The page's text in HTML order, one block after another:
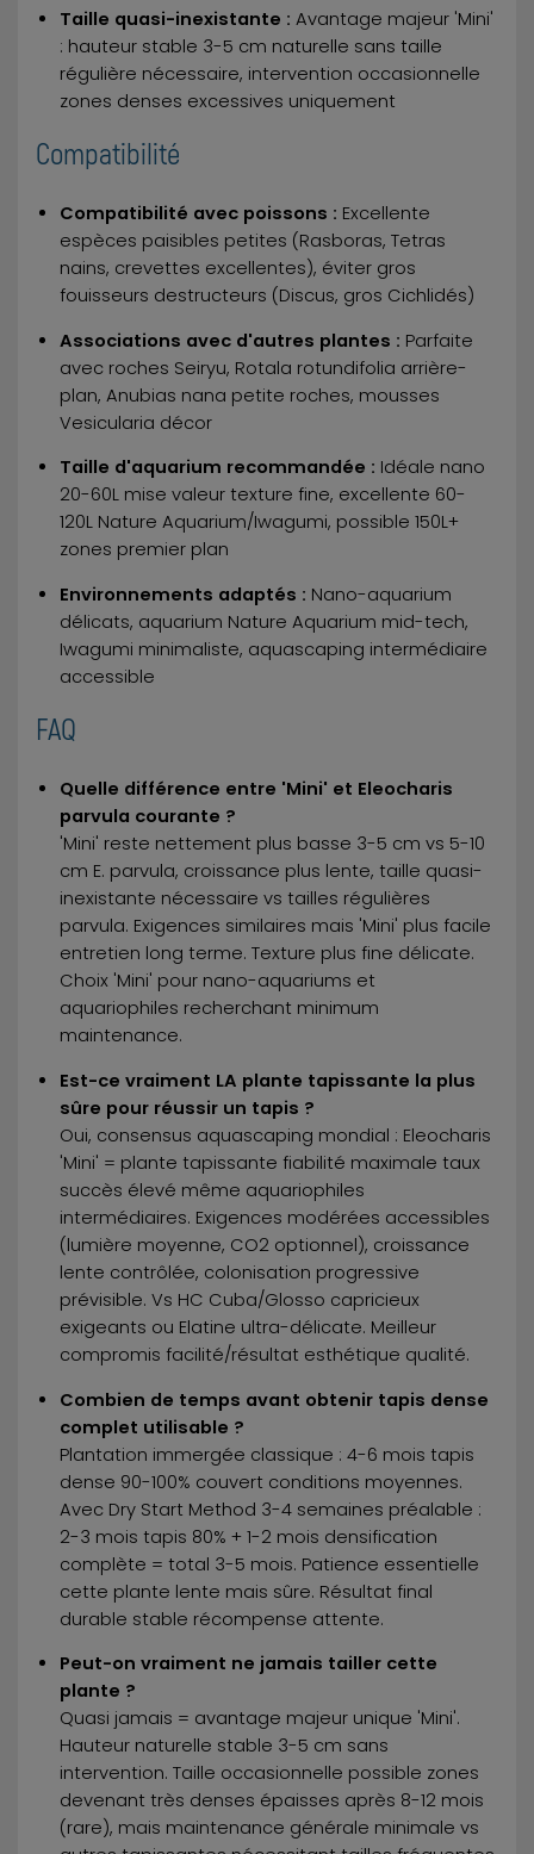
Taille quasi-inexistante : Avantage majeur 'Mini'
: hauteur stable 3-5 cm naturelle sans taille
régulière nécessaire, intervention occasionnelle
zones denses excessives uniquement
Compatibilité
Compatibilité avec poissons : Excellente
espèces paisibles petites (Rasboras, Tetras
nains, crevettes excellentes), éviter gros
fouisseurs destructeurs (Discus, gros Cichlidés)
Associations avec d'autres plantes : Parfaite
avec roches Seiryu, Rotala rotundifolia arrière-
plan, Anubias nana petite roches, mousses
Vesicularia décor
Taille d'aquarium recommandée : Idéale nano
20-60L mise valeur texture fine, excellente 60-
120L Nature Aquarium/Iwagumi, possible 150L+
zones premier plan
Environnements adaptés : Nano-aquarium
délicats, aquarium Nature Aquarium mid-tech,
Iwagumi minimaliste, aquascaping intermédiaire
accessible
FAQ
Quelle différence entre 'Mini' et Eleocharis
parvula courante ?
'Mini' reste nettement plus basse 3-5 cm vs 5-10
cm E. parvula, croissance plus lente, taille quasi-
inexistante nécessaire vs tailles régulières
parvula. Exigences similaires mais 'Mini' plus facile
entretien long terme. Texture plus fine délicate.
Choix 'Mini' pour nano-aquariums et
aquariophiles recherchant minimum
maintenance.
Est-ce vraiment LA plante tapissante la plus
sûre pour réussir un tapis ?
Oui, consensus aquascaping mondial : Eleocharis
'Mini' = plante tapissante fiabilité maximale taux
succès élevé même aquariophiles
intermédiaires. Exigences modérées accessibles
(lumière moyenne, CO2 optionnel), croissance
lente contrôlée, colonisation progressive
prévisible. Vs HC Cuba/Glosso capricieux
exigeants ou Elatine ultra-délicate. Meilleur
compromis facilité/résultat esthétique qualité.
Combien de temps avant obtenir tapis dense
complet utilisable ?
Plantation immergée classique : 4-6 mois tapis
dense 90-100% couvert conditions moyennes.
Avec Dry Start Method 3-4 semaines préalable :
2-3 mois tapis 80% + 1-2 mois densification
complète = total 3-5 mois. Patience essentielle
cette plante lente mais sûre. Résultat final
durable stable récompense attente.
Peut-on vraiment ne jamais tailler cette
plante ?
Quasi jamais = avantage majeur unique 'Mini'.
Hauteur naturelle stable 3-5 cm sans
intervention. Taille occasionnelle possible zones
devenant très denses épaisses après 8-12 mois
(rare), mais maintenance générale minimale vs